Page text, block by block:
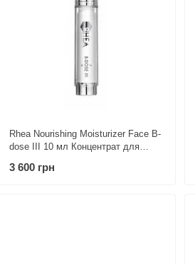
Rhea Nourishing Moisturizer Face B-
dose III 10 мл Концентрат для
3 600 грн